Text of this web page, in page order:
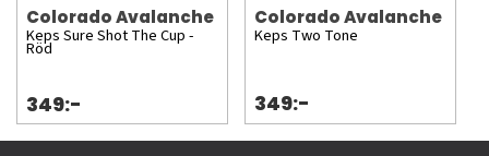
Colorado Avalanche
Keps Sure Shot The Cup -
Röd
349:-
Colorado Avalanche
Keps Two Tone
349:-